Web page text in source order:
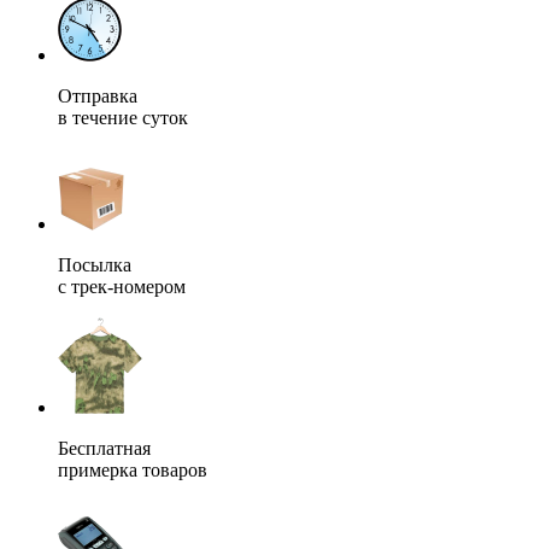
Отправка
в течение суток
Посылка
с трек-номером
Бесплатная
примерка товаров